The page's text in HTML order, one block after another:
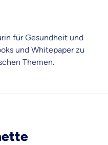
für Gesundheit und
und Whitepaper zu
Themen.
aus Überzeugung für
am Markt
in